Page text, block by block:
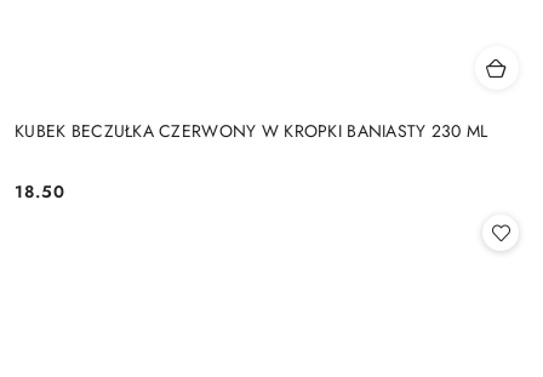
KUBEK BECZUŁKA CZERWONY W KROPKI BANIASTY 230 ML
Cena:
18.50